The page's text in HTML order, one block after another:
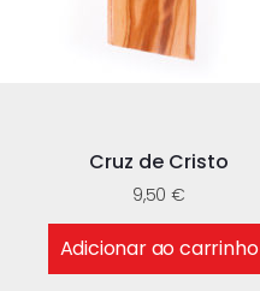
Cruz de Cristo
9,50€
Adicionar ao carrinho